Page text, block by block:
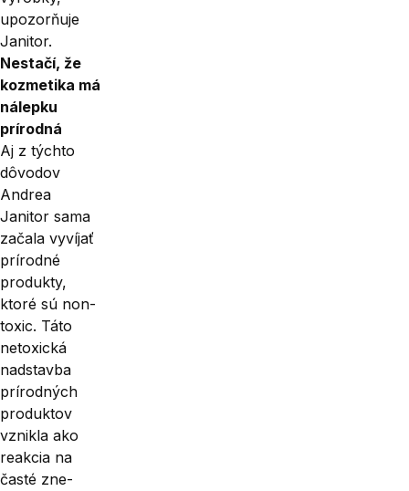
upozorňuje
Janitor.
Nestačí, že
kozmetika má
nálepku
prírodná
Aj z týchto
dôvodov
Andrea
Janitor sama
začala vyvíjať
prírodné
produkty,
ktoré sú non-
toxic. Táto
netoxická
nadstavba
prírodných
produktov
vznikla ako
reakcia na
časté zne­